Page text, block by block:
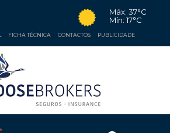
Máx: 37°C
Mín: 17°C
FICHA TÉCNICA CONTACTOS PUBLICIDADE